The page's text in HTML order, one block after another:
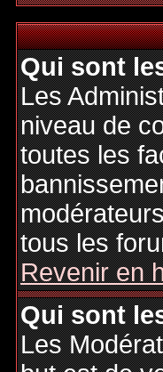
Qui sont
Les
niveau de
toutes les
tous les
Revenir en
Qui sont
Les